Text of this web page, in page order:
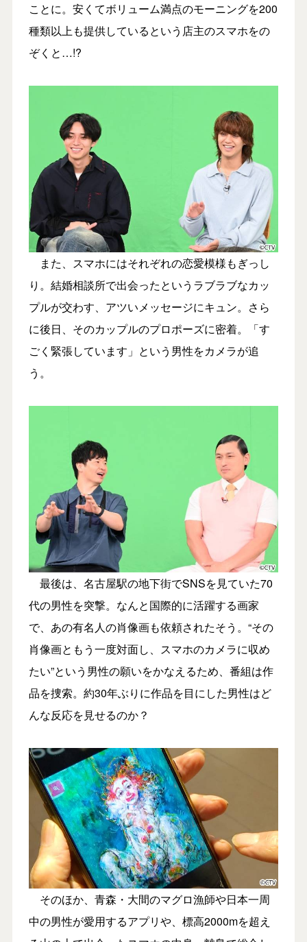
ことに。安くてボリューム満点のモーニングを200
種類以上も提供しているという店主のスマホをの
ぞくと…!?
また、スマホにはそれぞれの恋愛模様もぎっし
り。結婚相談所で出会ったというラブラブなカッ
プルが交わす、アツいメッセージにキュン。さら
に後日、そのカップルのプロポーズに密着。「す
ごく緊張しています」という男性をカメラが追
う。
最後は、名古屋駅の地下街でSNSを見ていた70
代の男性を突撃。なんと国際的に活躍する画家
で、あの有名人の肖像画も依頼されたそう。“その
肖像画ともう一度対面し、スマホのカメラに収め
たい”という男性の願いをかなえるため、番組は作
品を捜索。約30年ぶりに作品を目にした男性はど
んな反応を見せるのか？
そのほか、青森・大間のマグロ漁師や日本一周
中の男性が愛用するアプリや、標高2000mを超え